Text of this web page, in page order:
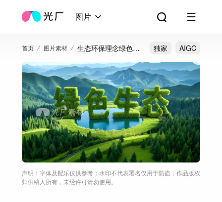
图片
首页 图片素材
生态环保理念绿色生
独家 AIGC
声明：字体及配乐仅供参考；水印不代表署名仅用于防盗，作品版权
归供稿人所有，未经许可请勿使用。